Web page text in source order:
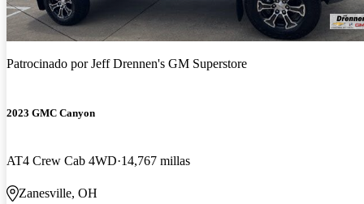
Patrocinado porJeff Drennen's GM Superstore
2023 GMC Canyon
AT4 Crew Cab 4WD 14,767 millas
Zanesville, OH